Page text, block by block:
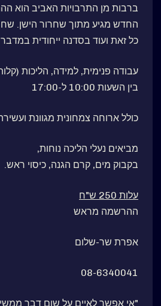
ברבות מן התרבויות האביב הוא
החדש מגיע מתוך שחרור הישן.
כל זאת ועוד בסדנה ייחודית
עבודה פנימית, למידה, הליכות
בין השעות 10:00 ל-17:00
כולל ארוחה צמחונית מגוונת ועשירה
מביאים נעלי הליכה נוחות,
בקבוק מים, קרם הגנה, כיסוי ראש.
עלות 250 ש"ח
ההרשמה מראש
אפרת שר-שלום
08-6340041
"אי אפשר לאיים על שום דבר